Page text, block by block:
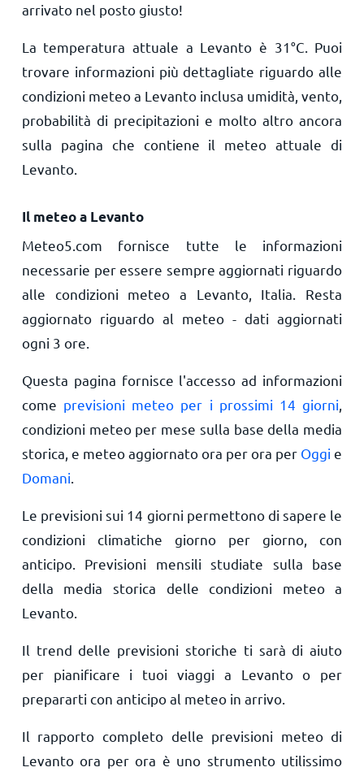
arrivato nel posto giusto!
La temperatura attuale a Levanto è 31°C . Puoi
trovare informazioni più dettagliate riguardo alle
condizioni meteo a Levanto inclusa umidità, vento,
probabilità di precipitazioni e molto altro ancora
sulla pagina che contiene il meteo attuale di
Levanto.
Il meteo a Levanto
Meteo5.com fornisce tutte le informazioni
necessarie per essere sempre aggiornati riguardo
alle condizioni meteo a Levanto, Italia. Resta
aggiornato riguardo al meteo - dati aggiornati
ogni 3 ore.
Questa pagina fornisce l'accesso ad informazioni
come previsioni meteo per i prossimi 14 giorni
condizioni meteo per mese sulla base della media
storica, e meteo aggiornato ora per ora per Oggi e
Domani
Le previsioni sui 14 giorni permettono di sapere le
condizioni climatiche giorno per giorno, con
anticipo. Previsioni mensili studiate sulla base
della media storica delle condizioni meteo a
Levanto.
Il trend delle previsioni storiche ti sarà di aiuto
per pianificare i tuoi viaggi a Levanto o per
prepararti con anticipo al meteo in arrivo.
Il rapporto completo delle previsioni meteo di
Levanto ora per ora è uno strumento utilissimo